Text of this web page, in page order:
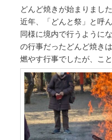
どんど焼きが始まりまし
近年、「どんと祭」と呼
同様に境内で行うように
の行事だったどんど焼き
燃やす行事でしたが、こ